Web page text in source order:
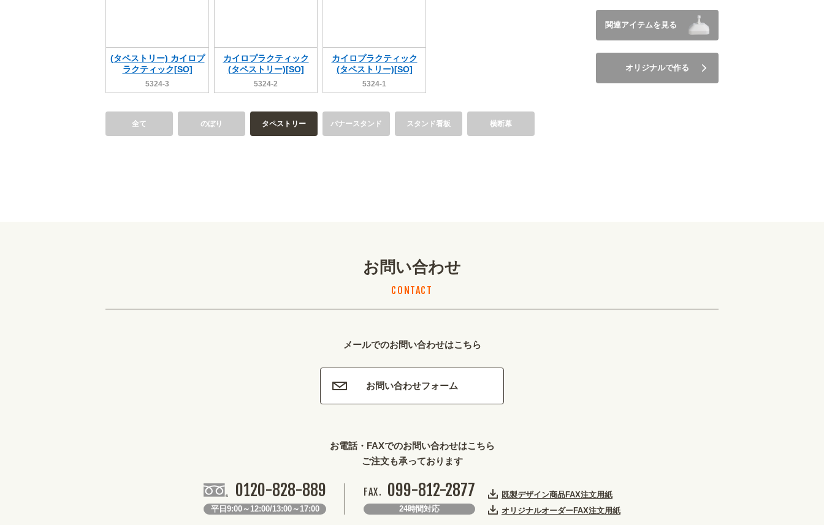
(タペストリー) カイロプ
ラクティック[SO]
5324-3
カイロプラクティック
(タペストリー)[SO]
5324-2
カイロプラクティック
(タペストリー)[SO]
5324-1
全て のぼり タペストリー バナースタンド スタンド看板 横断幕
関連アイテムを見る
オリジナルで作る
お問い合わせ
CONTACT
メールでのお問い合わせはこちら
お問い合わせフォーム
お電話・FAXでのお問い合わせはこちら
ご注文も承っております
0120-828-889
平日9:00～12:00/13:00～17:00
FAX. 099-812-2877
24時間対応
既製デザイン商品FAX注文用紙
オリジナルオーダーFAX注文用紙